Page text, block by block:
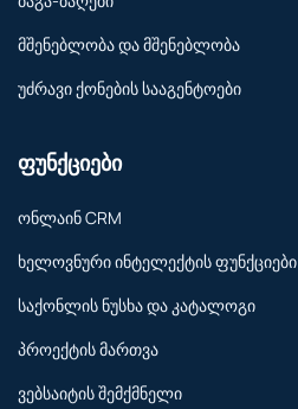
მშენებლობა და მშენებლობა
უძრავი ქონების სააგენტოები
ფუნქციები
ონლაინ CRM
ხელოვნური ინტელექტის ფუნქციები
საქონლის ნუსხა და კატალოგი
პროექტის მართვა
ვებსაიტის შემქმნელი